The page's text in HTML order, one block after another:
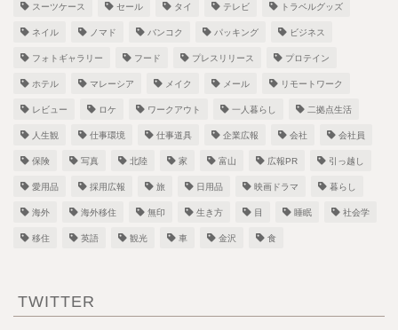
スーツケース セール タイ テレビ トラベルグッズ
ネイル ノマド バンコク パッキング ビジネス
フォトギャラリー フード プレスリリース プロテイン
ホテル マレーシア メイク メール リモートワーク
レビュー ロケ ワークアウト 一人暮らし 二拠点生活
人生観 仕事環境 仕事道具 企業広報 会社 会社員
保険 写真 北陸 家 富山 広報PR 引っ越し
愛用品 採用広報 旅 日用品 映画ドラマ 暮らし
海外 海外移住 無印 生き方 目 睡眠 社会学
移住 英語 観光 車 金沢 食
TWITTER